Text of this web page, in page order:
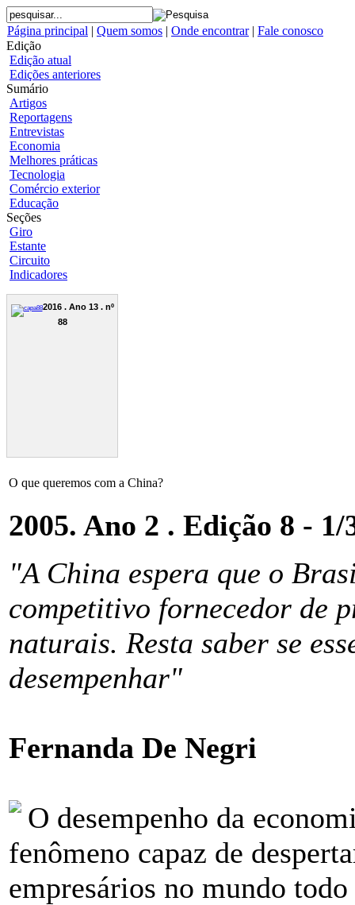
Página principal | Quem somos | Onde encontrar| Fale conosco
Edição
Edição atual
Edições anteriores
Sumário
Artigos
Reportagens
Entrevistas
Economia
Melhores práticas
Tecnologia
Comércio exterior
Educação
Seções
Giro
Estante
Circuito
Indicadores
2016 . Ano 13 . nº
88
O que queremos com a China?
2005. Ano 2 . Edição 8 - 1/
"A China espera que o
competitivo fornecedor de
naturais. Resta saber se
desempenhar"
Fernanda De Negri
O desempenho da
fenômeno capaz de
empresários no mundo